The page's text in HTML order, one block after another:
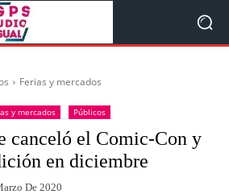
Ferias y mercados
y mercados Públicos
canceló el Comic-Con y
en diciembre
De 2020